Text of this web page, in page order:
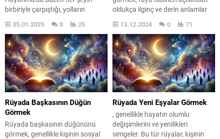
birbiriyle çarpıştığı, yolların
tıkandığı anlar yaşarız. İşte bu tür
anlar, rüyalarımıza da yansır.
Rüyada gördüğünüz araba
trafiği, zihninizdeki düşüncelerin
ve duyguların yoğunluğunu
yansıtabilir. Bu rüya, belki de
hayatınızdaki belirsizlikler ve
kararsızlıklar hakkında bir uyarı
niteliği taşıyor. Kendinizi sıkışmış
hissettiğinizde,...
05.01.2025 0 25
oldukça ilginç ve derin anlamlar
taşıyan bir durumdur. Bu tür
rüyalar, genellikle kişinin iç
dünyasındaki duygusal
dalgalanmaları, mutlulukları ve
belki de huzursuzlukları yansıtır.
Şarkı, duyguların en güzel
ifadesidir ve rüyada bu sesi
duymak, ruh halinizin bir
yansıması olabilir. Peki, bu
rüyanın arkasında...
13.12.2024 0 71
Rüyada Başkasının Düğün
Görmek
Rüyada başkasının düğününü
görmek, genellikle kişinin sosyal
Rüyada Yeni Eşyalar Görmek
, genellikle hayatın olumlu
değişimlerini ve yenilikleri
simgeler. Bu tür rüyalar, kişinin